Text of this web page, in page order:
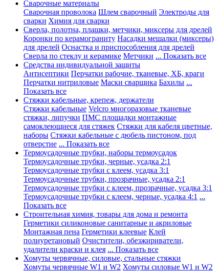
Сварочные материалы
Сварочная проволока Шлем сварочный Электроды для
сварки Химия для сварки
Сверла, полотна, плашки, метчики, миксеры для дрелей
Коронки по керамограниту Насадки мешалки (миксеры)
для дрелей Оснастка и приспособления для дрелей
Сверла по стеклу и керамике Метчики ... Показать все
Средства индивидуальной защиты
Антисептики Перчатки рабочие, тканевые, ХБ, краги
Перчатки нитриловые Маски сварщика Бахилы ...
Показать все
Стяжки кабельные, крепеж, держатели
Стяжки кабельные Velcro многоразовые тканевые
стяжки, липучки ПМС площадки монтажные
самоклеющиеся для стяжек Стяжки для кабеля цветные,
наборы Стяжки кабельные с дюбель пистоном, под
отверстие ... Показать все
Термоусадочные трубки, наборы термоусадок
Термоусадочные трубки, черные, усадка 2:1
Термоусадочные трубки с клеем, усадка 3:1
Термоусадочные трубки, прозрачные, усадка 2:1
Термоусадочные трубки с клеем, прозрачные, усадка 3:1
Термоусадочные трубки с клеем, черные, усадка 4:1 ...
Показать все
Строительная химия, товары для дома и ремонта
Герметики силиконовые санитарные и акриловые
Монтажная пена Герметики клеевые Клей
полиуретановый Очистители, обезжириватели,
удалители краски и клея ... Показать все
Хомуты червячные, силовые, стальные стяжки
Хомуты червячные W1 и W2 Хомуты силовые W1 и W2